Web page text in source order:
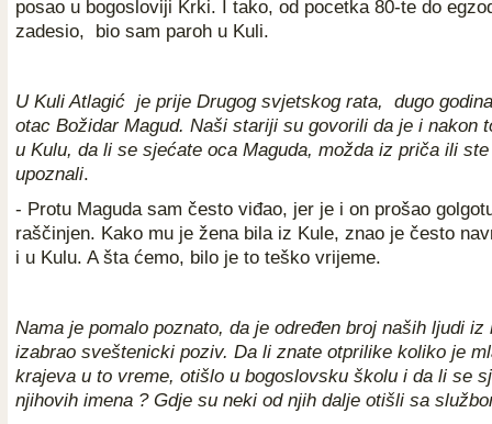
posao u bogosloviji Krki. I tako, od pocetka 80-te do
zadesio, bio sam paroh u Kuli.
U Kuli Atlagić je prije Drugog svjetskog rata, dugo
otac Božidar Magud. Naši stariji su govorili da je i nakon
u Kulu, da li se sjećate oca Maguda, možda iz priča ili
upoznali.
- Protu Maguda sam često viđao, jer je i on prošao
raščinjen. Kako mu je žena bila iz Kule, znao je često
i u Kulu. A šta ćemo, bilo je to teško vrijeme.
Nama je pomalo poznato, da je određen broj naših ljudi
izabrao sveštenicki poziv. Da li znate otprilike koliko je
krajeva u to vreme, otišlo u bogoslovsku školu i da li se
njihovih imena ? Gdje su neki od njih dalje otišli sa